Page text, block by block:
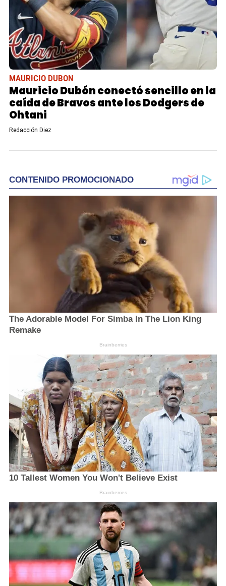
MAURICIO DUBON
Mauricio Dubón conectó sencillo en la
caída de Bravos ante los Dodgers de
Ohtani
Redacción Diez